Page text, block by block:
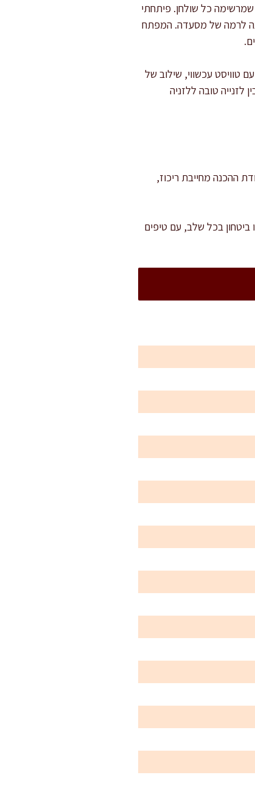
כל שולחן. פיתחתי
לרמה של מסעדה. המפתח
טוויסט עכשווי, שילוב של
טובה ללזניה
לצינון. עבודת ההכנה מחייבת ריכוז,
בכל שלב, עם טיפים